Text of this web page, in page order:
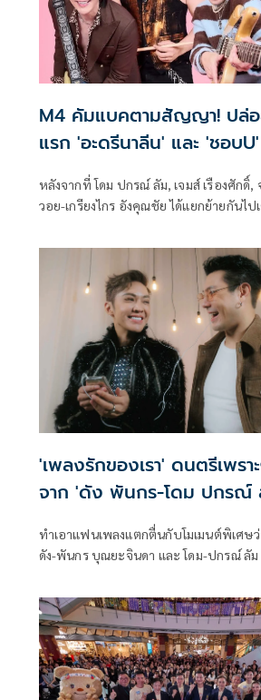
M4 คัมแบคตามสัญญา! ปล่
แรก 'อะดรีนาลีน' และ 'ชอบU'
หลังจากที่ โดม ปกรณ์ ลัม, เจมส์ เรืองศักดิ์
วอย-เกรียงไกร อังคุณชัย ได้แยกย้ายกันไป
ยกเว้น วอย ที่ใช้ชีวิตห่างจากวงการ
'เพลงรักของเรา' ดนตรีเพร
จาก 'ดัง พันกร-โดม ปกรณ์
ทำเอาแฟนเพลงแตกตื่นกับโมเมนต์พิเศษ
ดัง-พันกร บุณยะจินดา และ โดม-ปกรณ์ ลัม
ทางการแล้วกับ “เพลงรักของเรา” ซิงเกิ
วันวานผ่านเสียงร้องและดนตรีในแบบ 90